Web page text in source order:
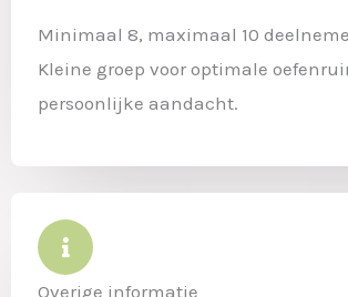
Minimaal 8, maximaal 10
Kleine groep voor optimale
persoonlijke aandacht.
Overige informatie